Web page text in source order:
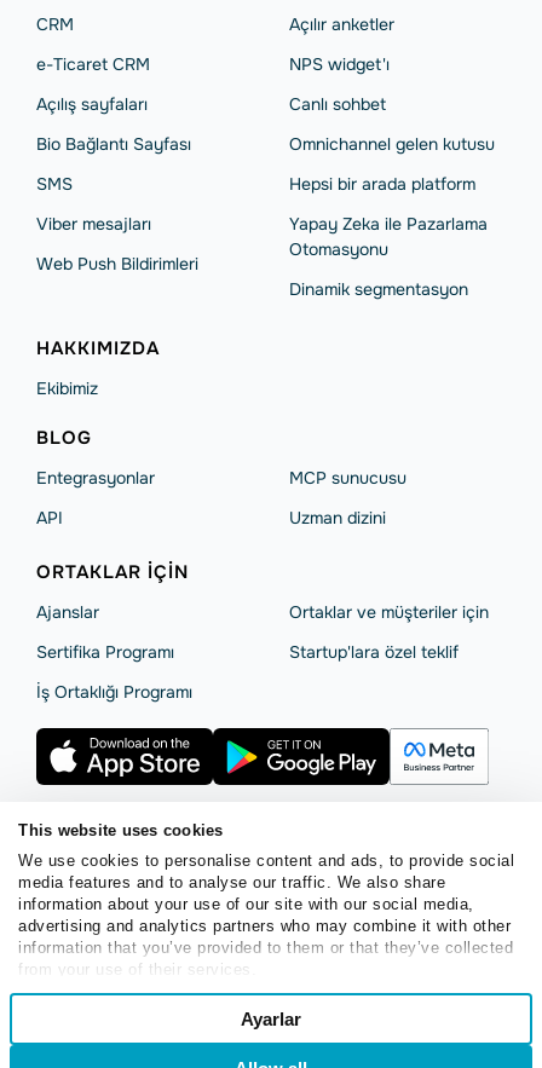
This website uses cookies
We use cookies to personalise content and ads, to provide social
media features and to analyse our traffic. We also share
information about your use of our site with our social media,
advertising and analytics partners who may combine it with other
information that you’ve provided to them or that they’ve collected
from your use of their services.
Consent
Ayarlar
CRM
e-Ticaret CRM
Açılış sayfaları
Bio Bağlantı Sayfası
SMS
Viber mesajları
Web Push Bildirimleri
Açılır anketler
NPS widget'ı
Сanlı sohbet
Omnichannel gelen kutusu
Hepsi bir arada platform
Yapay Zeka ile Pazarlama
Otomasyonu
Dinamik segmentasyon
HAKKIMIZDA
Ekibimiz
BLOG
Entegrasyonlar
API
MCP sunucusu
Uzman dizini
ORTAKLAR IÇIN
Ajanslar
Sertifika Programı
İş Ortaklığı Programı
Ortaklar ve müşteriler için
Startup'lara özel teklif
Hizmet Koşulları Gizlilik PolitikasıSendPulse Güvenlik
Çerez (Cookie) Bildirimi
Copyright © 2015 - 2026. SendPulse. Her hakkı saklıdır.